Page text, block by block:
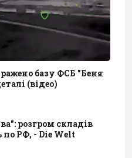
базу ФСБ "Беня
(відео)
розгром складів
по РФ, - Die Welt